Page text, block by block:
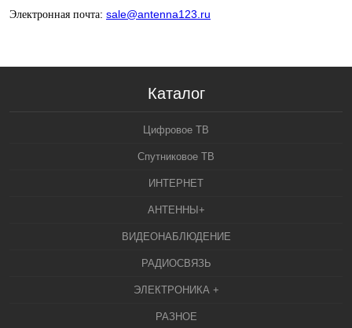
Электронная почта: sale@antenna123.ru
Каталог
Цифровое ТВ
Спутниковое ТВ
ИНТЕРНЕТ
АНТЕННЫ+
ВИДЕОНАБЛЮДЕНИЕ
РАДИОСВЯЗЬ
ЭЛЕКТРОНИКА +
РАЗНОЕ